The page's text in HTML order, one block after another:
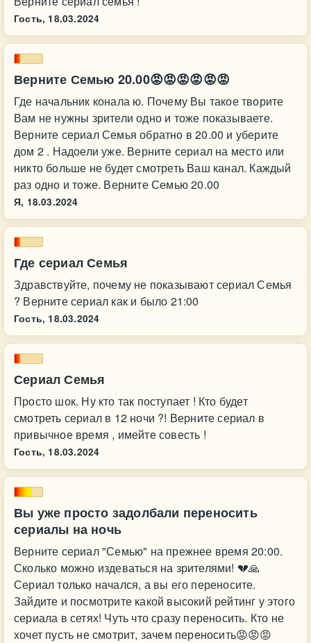
Гость, 18.03.2024
Верните Семью 20.00😡😡😡😡😡😡
Где начальник конала ю. Почему Вы такое творите
Вам не нужны зрители одно и тоже показываете.
Верните сериал Семья обратно в 20.00 и уберите
дом 2 . Надоели уже. Верните сериал на место или
никто больше не будет смотреть Ваш канал. Каждый
раз одно и тоже. Верните Семью 20.00
Я, 18.03.2024
Где сериал Семья
Здравствуйте, почему не показывают сериал Семья
? Верните сериал как и было 21:00
Гость, 18.03.2024
Сериал Семья
Просто шок. Ну кто так поступает ! Кто будет
смотреть сериал в 12 ночи ?! Верните сериал в
привычное время , имейте совесть !
Гость, 18.03.2024
Вы уже просто задолбали переносить
сериалы на ночь
Верните сериал "Семью" на прежнее время 20:00.
Сколько можно издеваться на зрителями! 💔🙏
Сериал только начался, а вы его переносите.
Зайдите и посмотрите какой высокий рейтинг у этого
сериала в сетях! Чуть что сразу переносить. Кто не
хочет пусть не смотрит, зачем переносить😡😡😡